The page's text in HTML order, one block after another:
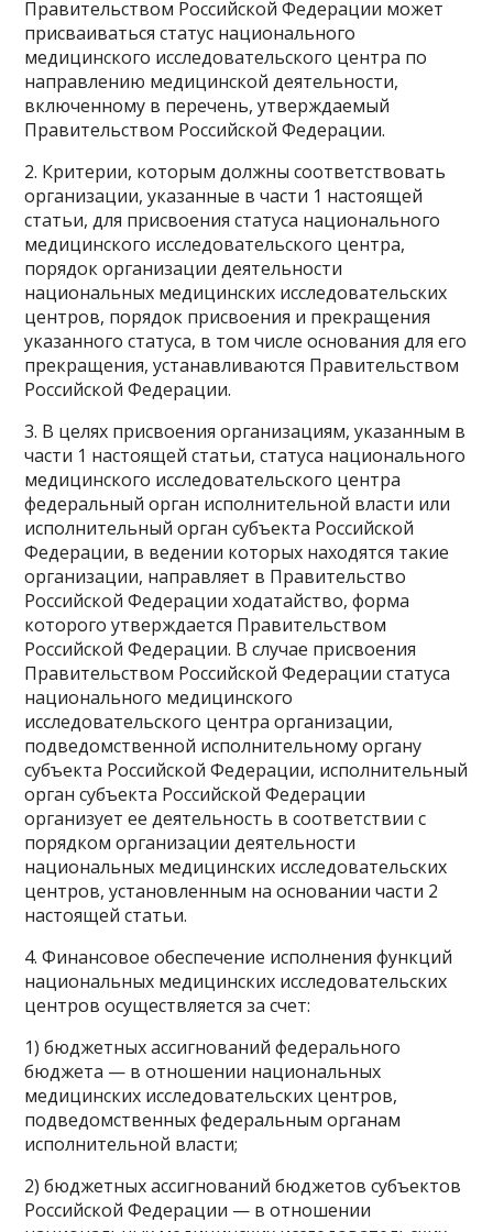
Правительством Российской Федерации может
присваиваться статус национального
медицинского исследовательского центра по
направлению медицинской деятельности,
включенному в перечень, утверждаемый
Правительством Российской Федерации.
2. Критерии, которым должны соответствовать
организации, указанные в части 1 настоящей
статьи, для присвоения статуса национального
медицинского исследовательского центра,
порядок организации деятельности
национальных медицинских исследовательских
центров, порядок присвоения и прекращения
указанного статуса, в том числе основания для его
прекращения, устанавливаются Правительством
Российской Федерации.
3. В целях присвоения организациям, указанным в
части 1 настоящей статьи, статуса национального
медицинского исследовательского центра
федеральный орган исполнительной власти или
исполнительный орган субъекта Российской
Федерации, в ведении которых находятся такие
организации, направляет в Правительство
Российской Федерации ходатайство, форма
которого утверждается Правительством
Российской Федерации. В случае присвоения
Правительством Российской Федерации статуса
национального медицинского
исследовательского центра организации,
подведомственной исполнительному органу
субъекта Российской Федерации, исполнительный
орган субъекта Российской Федерации
организует ее деятельность в соответствии с
порядком организации деятельности
национальных медицинских исследовательских
центров, установленным на основании части 2
настоящей статьи.
4. Финансовое обеспечение исполнения функций
национальных медицинских исследовательских
центров осуществляется за счет:
1) бюджетных ассигнований федерального
бюджета — в отношении национальных
медицинских исследовательских центров,
подведомственных федеральным органам
исполнительной власти;
2) бюджетных ассигнований бюджетов субъектов
Российской Федерации — в отношении